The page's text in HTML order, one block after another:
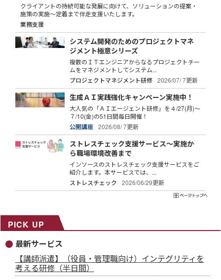
クライアントの持続可能な発展に向けて、ソリューションの提案・
施策の実施～定着まで伴走支援いたします。
業務支援
システム開発のためのプロジェクトマネ
ジメント極意シリーズ
複数のＩＴエンジニアからなるプロジェクトチー
ムをマネジメントしてシステム...
プロジェクトマネジメント研修
2026/07/ 7更新
生成ＡＩ実践強化キャンペーン実施中！
大人気の「ＡＩエージェント研修」を４/27(月)～
７/10(金)の51日間毎日開催！
公開講座
2026/08/ 7更新
ストレスチェック支援サービス～実施か
ら職場環境改善まで
インソースのストレスチェック支援サービスをご
紹介します。本サービスでは、...
ストレスチェック
2026/06/29更新
PICK UP
最新サービス
【講師派遣】（役員・管理職向け）インテグリティを
考える研修（半日間）